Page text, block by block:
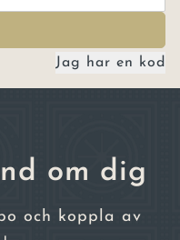
om dig
och koppla av